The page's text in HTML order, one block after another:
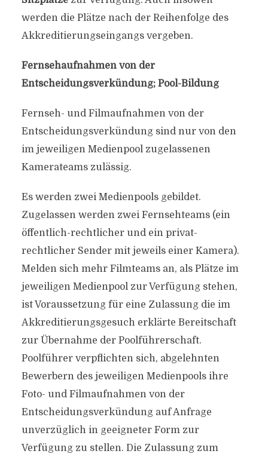
werden die Plätze nach der Reihenfolge des
Akkreditierungseingangs vergeben.
Fernsehaufnahmen von der
Entscheidungsverkündung; Pool-Bildung
Fernseh- und Filmaufnahmen von der
Entscheidungsverkündung sind nur von den
im jeweiligen Medienpool zugelassenen
Kamerateams zulässig.
Es werden zwei Medienpools gebildet.
Zugelassen werden zwei Fernsehteams (ein
öffentlich-rechtlicher und ein privat-
rechtlicher Sender mit jeweils einer Kamera).
Melden sich mehr Filmteams an, als Plätze im
jeweiligen Medienpool zur Verfügung stehen,
ist Voraussetzung für eine Zulassung die im
Akkreditierungsgesuch erklärte Bereitschaft
zur Übernahme der Poolführerschaft.
Poolführer verpflichten sich, abgelehnten
Bewerbern des jeweiligen Medienpools ihre
Foto- und Filmaufnahmen von der
Entscheidungsverkündung auf Anfrage
unverzüglich in geeigneter Form zur
Verfügung zu stellen. Die Zulassung zum